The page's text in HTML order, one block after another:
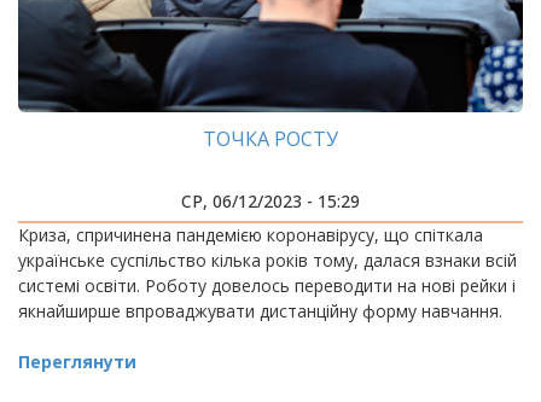
ТОЧКА РОСТУ
СР, 06/12/2023 - 15:29
Криза, спричинена пандемією коронавірусу, що спіткала
українське суспільство кілька років тому, далася взнаки всій
системі освіти. Роботу довелось переводити на нові рейки і
якнайширше впроваджувати дистанційну форму навчання.
Переглянути